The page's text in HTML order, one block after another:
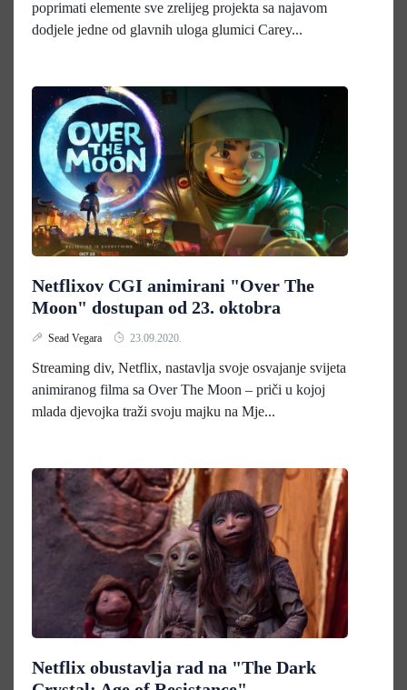
poprimati elemente sve zrelijeg projekta sa najavom
dodjele jedne od glavnih uloga glumici Carey...
Netflixov CGI animirani "Over The
Moon" dostupan od 23. oktobra
Sead Vegara 23.09.2020.
Streaming div, Netflix, nastavlja svoje osvajanje svijeta
animiranog filma sa Over The Moon – priči u kojoj
mlada djevojka traži svoju majku na Mje...
Netflix obustavlja rad na "The Dark